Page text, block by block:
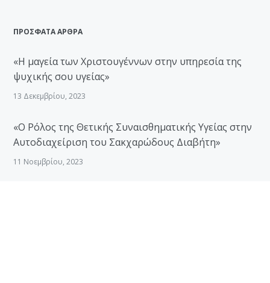
ΠΡΟΣΦΑΤΑ ΑΡΘΡΑ
«Η μαγεία των Χριστουγέννων στην υπηρεσία της
ψυχικής σου υγείας»
13 Δεκεμβρίου, 2023
«Ο Ρόλος της Θετικής Συναισθηματικής Υγείας στην
Αυτοδιαχείριση του Σακχαρώδους Διαβήτη»
11 Νοεμβρίου, 2023